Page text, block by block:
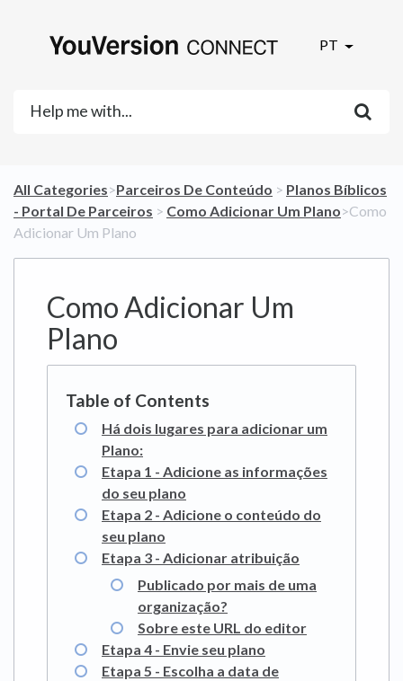
PT
All Categories​>​​Parceiros De Conteúdo ​ > ​ ​Planos Bíblicos
- Portal De Parceiros ​ > ​ ​Como Adicionar Um Plano​>​ Como
Adicionar Um Plano
Como Adicionar Um
Plano
Há dois lugares para adicionar um
Plano:
Etapa 1 - Adicione as informações
do seu plano
Etapa 2 - Adicione o conteúdo do
seu plano
Etapa 3 - Adicionar atribuição
Publicado por mais de uma
organização?
Sobre este URL do editor
Etapa 4 - Envie seu plano
Etapa 5 - Escolha a data de